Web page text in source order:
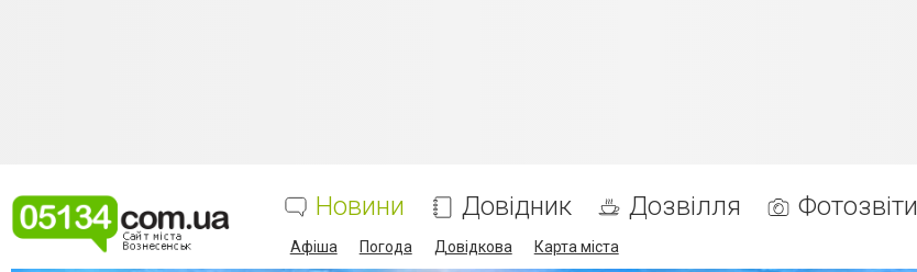
Новини Довідник Дозвілля Фотозвіти
Афіша Погода Довідкова Карта міста